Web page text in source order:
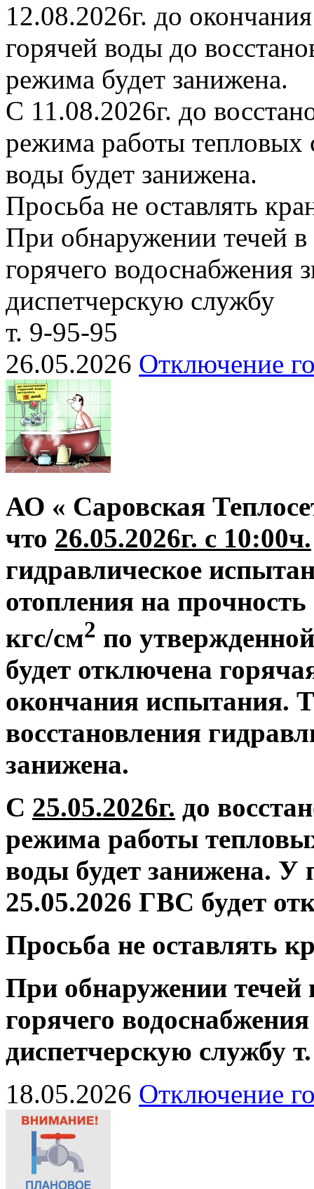
12.08.2026г. до
горячей воды до
режима будет занижена.
С 11.08.2026г. до
режима работы тепловых
воды будет занижена.
Просьба не оставлять
При обнаружении течей в
горячего водоснабжения
диспетчерскую службу
т. 9-95-95
26.05.2026 Отключение
АО « Саровская
что 26.05.2026г. с 10:00ч.
гидравлическое
отопления на
кгс/см2 по
будет отключена
окончания испытания.
восстановления
занижена.
С 25.05.2026г. до
режима работы
воды будет занижена. У
25.05.2026 ГВС будет
Просьба не оставлять
При обнаружении течей
горячего
диспетчерскую службу
18.05.2026 Отключение